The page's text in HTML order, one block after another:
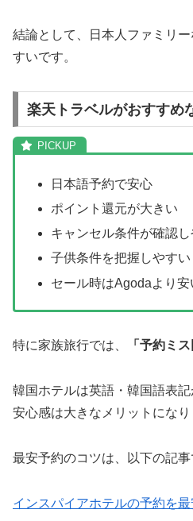
結論として、日本人ファミリ
すいです。
楽天トラベルがおすすめ
日本語予約で安心
ポイント還元が大きい
キャンセル条件が確認
子供条件を把握しやすい
セール時はAgodaより安
特に家族旅行では、 「予約ミ
韓国ホテルは英語・韓国語表
安心感は大きなメリットになり
最安予約のコツは、以下の記事
インスパイアホテルの予約を